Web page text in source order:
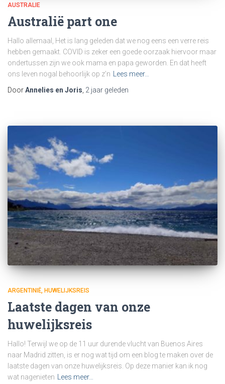
AUSTRALIE
Australië part one
Hallo allemaal, Het is lang geleden dat we nog eens een verre reis
hebben gemaakt. COVID is zeker een goede oorzaak hiervoor maar
ondertussen zijn we ook mama en papa geworden. En dat heeft
ons leven nogal behoorlijk op z’n
Lees meer…
DoorAnnelies en Joris 2 jaar geleden
ARGENTINIË HUWELIJKSREIS
Laatste dagen van onze
huwelijksreis
Hallo! Terwijl we op de 11 uur durende vlucht van Buenos Aires
naar Madrid zitten, is er nog wat tijd om een blog te maken over de
laatste dagen van onze huwelijksreis. Op deze manier kan ik nog
wat nagenieten
Lees meer…